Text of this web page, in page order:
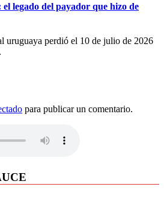
legado del payador que hizo de
uruguaya perdió el 10 de julio de 2026
para publicar un comentario.